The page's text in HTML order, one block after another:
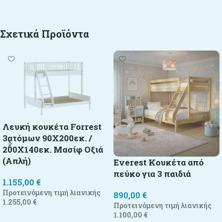
Σχετικά Προϊόντα
Λευκή κουκέτα Forrest
3ατόμων 90X200εκ. /
200X140εκ. Μασίφ Οξιά
(Απλή)
1.155,00 €
Προτεινόμενη τιμή λιανικής
1.255,00 €
Everest Κουκέτα από
πεύκο για 3 παιδιά
890,00 €
Προτεινόμενη τιμή λιανικής
1.100,00 €